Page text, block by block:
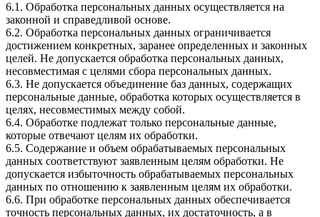
6.1. Обработка персональных данных осуществляется на
законной и справедливой основе.
6.2. Обработка персональных данных ограничивается
достижением конкретных, заранее определенных и законных
целей. Не допускается обработка персональных данных,
несовместимая с целями сбора персональных данных.
6.3. Не допускается объединение баз данных, содержащих
персональные данные, обработка которых осуществляется в
целях, несовместимых между собой.
6.4. Обработке подлежат только персональные данные,
которые отвечают целям их обработки.
6.5. Содержание и объем обрабатываемых персональных
данных соответствуют заявленным целям обработки. Не
допускается избыточность обрабатываемых персональных
данных по отношению к заявленным целям их обработки.
6.6. При обработке персональных данных обеспечивается
точность персональных данных, их достаточность, а в